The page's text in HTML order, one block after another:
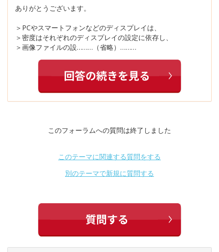
ありがとうございます。
＞PCやスマートフォンなどのディスプレイは、
＞密度はそれぞれのディスプレイの設定に依存し、
＞画像ファイルの設………（省略）………
このフォーラムへの質問は終了しました
このテーマに関連する質問をする
別のテーマで新規に質問する